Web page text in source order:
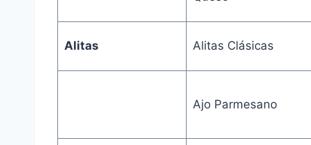
Alitas Alitas Clásicas
Ajo Parmesano